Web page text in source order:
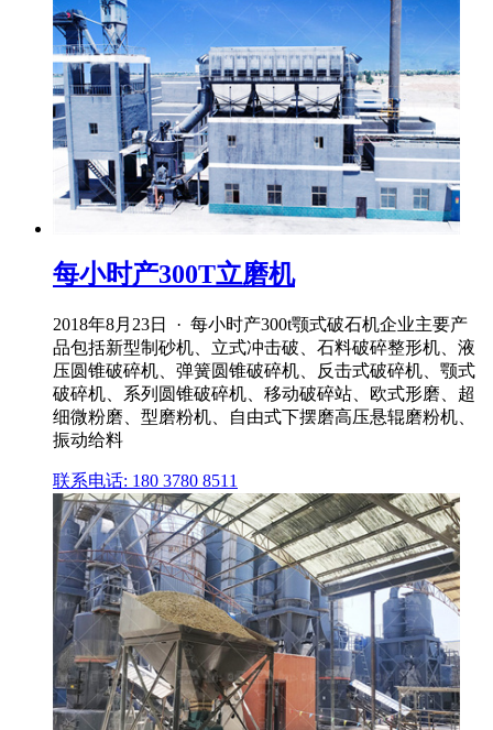
每小时产300T立磨机
2018年8月23日 · 每小时产300t颚式破石机企业主要产
品包括新型制砂机、立式冲击破、石料破碎整形机、液
压圆锥破碎机、弹簧圆锥破碎机、反击式破碎机、颚式
破碎机、系列圆锥破碎机、移动破碎站、欧式形磨、超
细微粉磨、型磨粉机、自由式下摆磨高压悬辊磨粉机、
振动给料
联系电话: 180 3780 8511